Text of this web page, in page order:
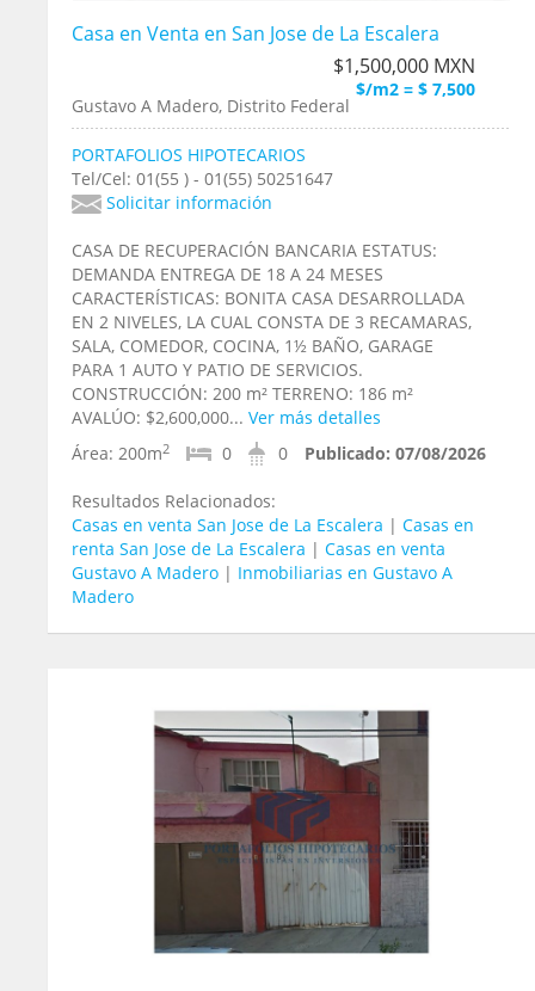
Casa en Venta en San Jose de La Escalera
$1,500,000 MXN
$/m2 = $ 7,500
Gustavo A Madero, Distrito Federal
PORTAFOLIOS HIPOTECARIOS
Tel/Cel: 01(55 ) - 01(55) 50251647
Solicitar información
CASA DE RECUPERACIÓN BANCARIA ESTATUS:
DEMANDA ENTREGA DE 18 A 24 MESES
CARACTERÍSTICAS: BONITA CASA DESARROLLADA
EN 2 NIVELES, LA CUAL CONSTA DE 3 RECAMARAS,
SALA, COMEDOR, COCINA, 1½ BAÑO, GARAGE
PARA 1 AUTO Y PATIO DE SERVICIOS.
CONSTRUCCIÓN: 200 m² TERRENO: 186 m²
AVALÚO: $2,600,000... Ver más detalles
Área: 200m2 0 0 Publicado: 07/08/2026
Resultados Relacionados:
Casas en venta San Jose de La Escalera | Casas en
renta San Jose de La Escalera | Casas en venta
Gustavo A Madero | Inmobiliarias en Gustavo A
Madero